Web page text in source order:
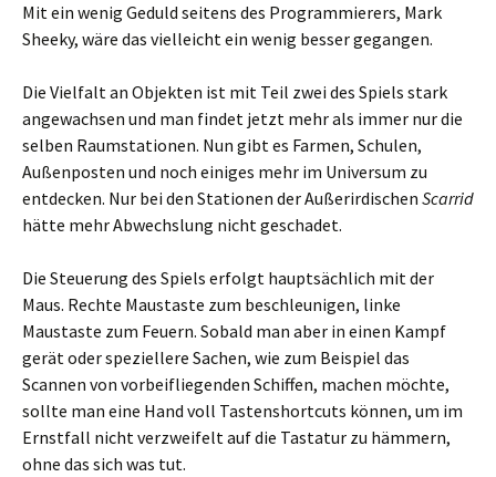
Mit ein wenig Geduld seitens des Programmierers, Mark
Sheeky, wäre das vielleicht ein wenig besser gegangen.
Die Vielfalt an Objekten ist mit Teil zwei des Spiels stark
angewachsen und man findet jetzt mehr als immer nur die
selben Raumstationen. Nun gibt es Farmen, Schulen,
Außenposten und noch einiges mehr im Universum zu
entdecken. Nur bei den Stationen der Außerirdischen Scarrid
hätte mehr Abwechslung nicht geschadet.
Die Steuerung des Spiels erfolgt hauptsächlich mit der
Maus. Rechte Maustaste zum beschleunigen, linke
Maustaste zum Feuern. Sobald man aber in einen Kampf
gerät oder speziellere Sachen, wie zum Beispiel das
Scannen von vorbeifliegenden Schiffen, machen möchte,
sollte man eine Hand voll Tastenshortcuts können, um im
Ernstfall nicht verzweifelt auf die Tastatur zu hämmern,
ohne das sich was tut.